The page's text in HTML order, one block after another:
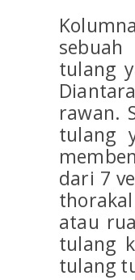
tulang
rawan.
tulang
dari 7
atau
tulang
tulang